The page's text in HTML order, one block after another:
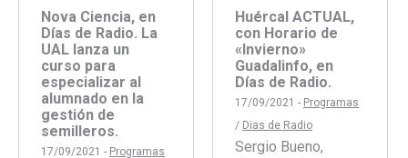
Nova Ciencia, en
Días de Radio. La
UAL lanza un
curso para
especializar al
alumnado en la
gestión de
semilleros.
17/09/2021 - Programas
Huércal ACTUAL,
con Horario de
«Invierno»
Guadalinfo, en
Días de Radio.
17/09/2021 - Programas
/ Dias de Radio
Sergio Bueno,